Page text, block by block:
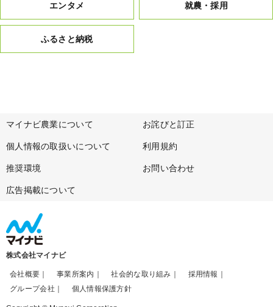
エンタメ 就農・採用
ふるさと納税
マイナビ農業について お詫びと訂正
個人情報の取扱いについて 利用規約
推奨環境 お問い合わせ
広告掲載について
株式会社マイナビ
会社概要 事業所案内 社会的な取り組み
採用情報
グループ会社
個人情報保護方針